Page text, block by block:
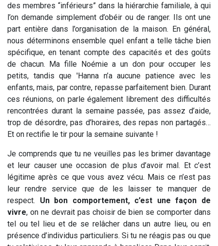
des membres “inférieurs” dans la hiérarchie familiale, à qui
l’on demande simplement d’obéir ou de ranger. Ils ont une
part entière dans l’organisation de la maison. En général,
nous déterminons ensemble quel enfant a telle tâche bien
spécifique, en tenant compte des capacités et des goûts
de chacun. Ma fille Noémie a un don pour occuper les
petits, tandis que 'Hanna n’a aucune patience avec les
enfants, mais, par contre, repasse parfaitement bien. Durant
ces réunions, on parle également librement des difficultés
rencontrées durant la semaine passée, pas assez d’aide,
trop de désordre, pas d’horaires, des repas non partagés…
Et on rectifie le tir pour la semaine suivante !
Je comprends que tu ne veuilles pas les brimer davantage
et leur causer une occasion de plus d’avoir mal. Et c’est
légitime après ce que vous avez vécu. Mais ce n’est pas
leur rendre service que de les laisser te manquer de
respect. Un bon comportement, c’est une façon de
vivre, on ne devrait pas choisir de bien se comporter dans
tel ou tel lieu et de se relâcher dans un autre lieu, ou en
présence d’individus particuliers. Si tu ne réagis pas ou que